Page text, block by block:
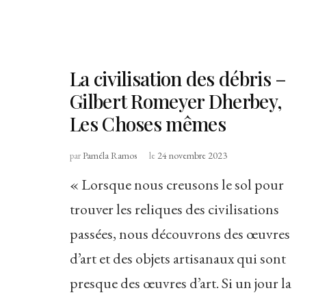
La civilisation des débris –
Gilbert Romeyer Dherbey,
Les Choses mêmes
parPaméla Ramos le 24 novembre 2023
« Lorsque nous creusons le sol pour
trouver les reliques des civilisations
passées, nous découvrons des œuvres
d’art et des objets artisanaux qui sont
presque des œuvres d’art. Si un jour la